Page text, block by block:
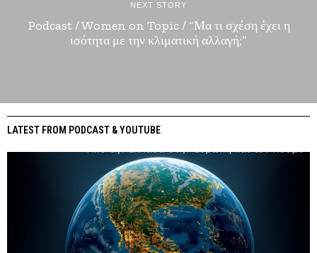
NEXT STORY
Podcast / Women on Topic / “Μα τι σχέση έχει η
ισότητα με την κλιματική αλλαγή;”
LATEST FROM PODCAST & YOUTUBE